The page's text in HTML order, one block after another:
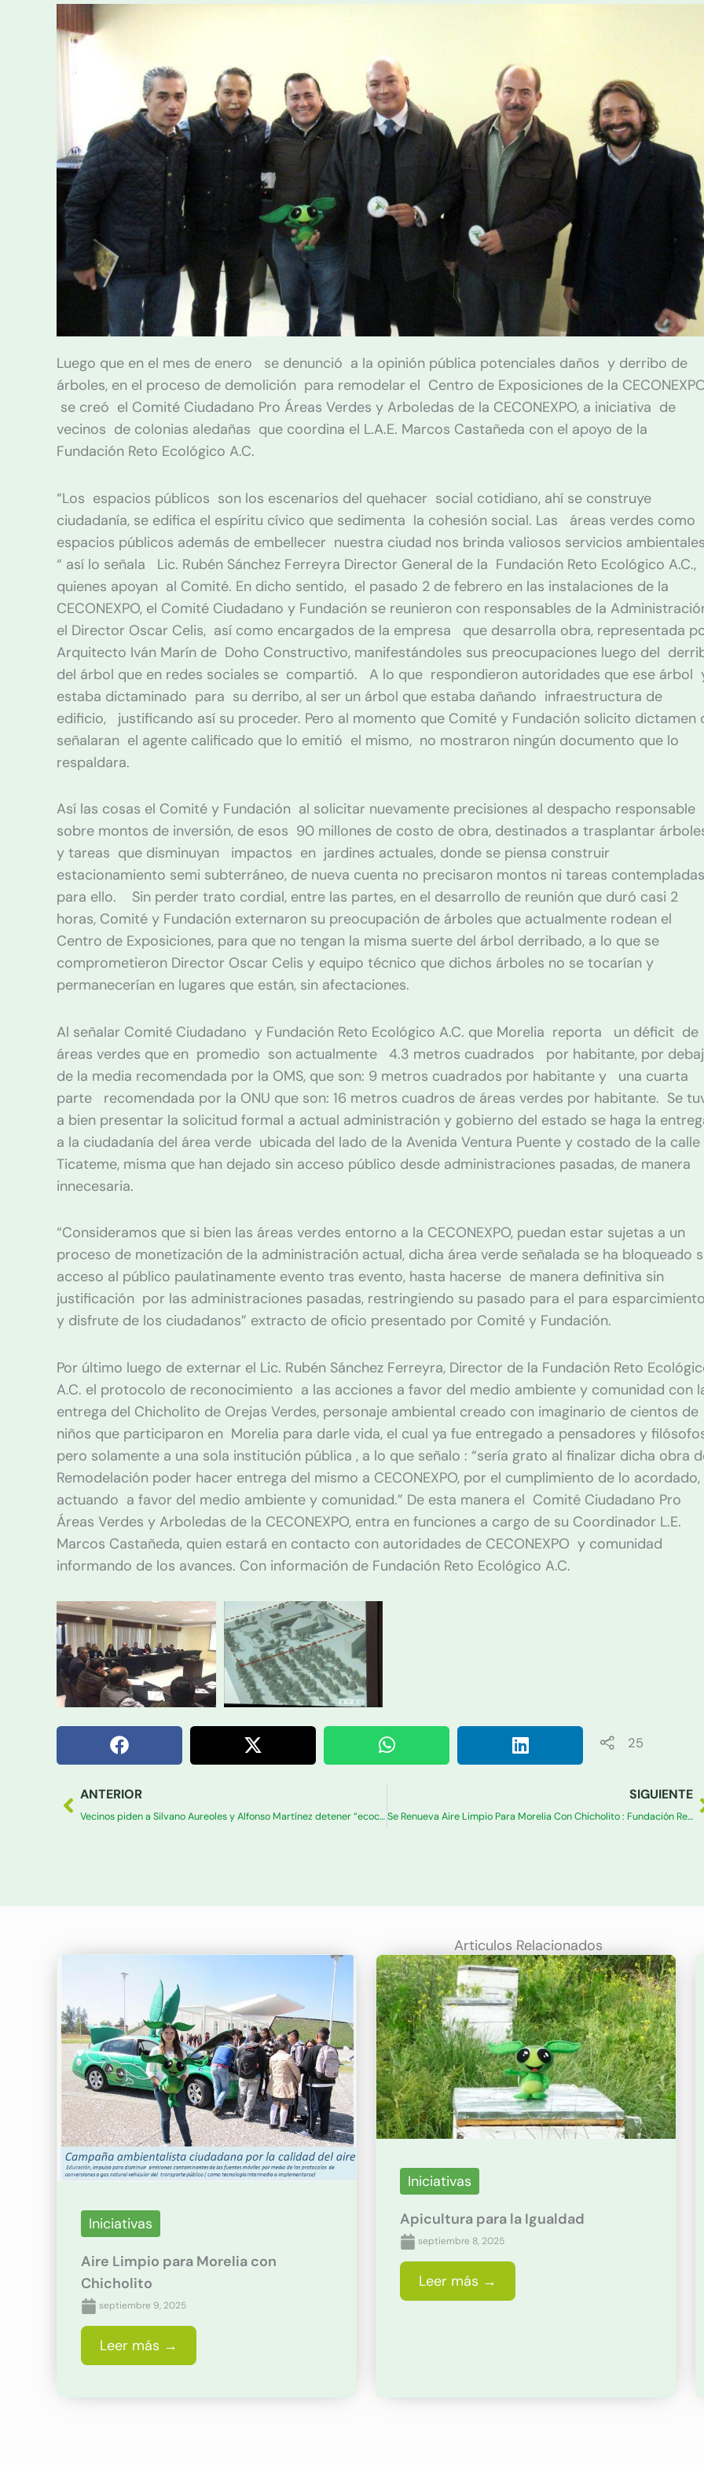
Luego que en el mes de enero se denunció a la opinión pública potenciales daños y derribo de
árboles, en el proceso de demolición para remodelar el Centro de Exposiciones de la
se creó el Comité Ciudadano Pro Áreas Verdes y Arboledas de la CECONEXPO, a iniciativa de
vecinos de colonias aledañas que coordina el L.A.E. Marcos Castañeda con el apoyo de la
Fundación Reto Ecológico A.C.
“Los espacios públicos son los escenarios del quehacer social cotidiano, ahí se construye
ciudadanía, se edifica el espíritu cívico que sedimenta la cohesión social. Las áreas verdes como
espacios públicos además de embellecer nuestra ciudad nos brinda valiosos servicios
“ así lo señala Lic. Rubén Sánchez Ferreyra Director General de la Fundación Reto Ecológico A.C.,
quienes apoyan al Comité. En dicho sentido, el pasado 2 de febrero en las instalaciones de la
CECONEXPO, el Comité Ciudadano y Fundación se reunieron con responsables de la
el Director Oscar Celis, así como encargados de la empresa que desarrolla obra, representada
Arquitecto Iván Marín de Doho Constructivo, manifestándoles sus preocupaciones luego del
del árbol que en redes sociales se compartió. A lo que respondieron autoridades que ese árbol
estaba dictaminado para su derribo, al ser un árbol que estaba dañando infraestructura de
edificio, justificando así su proceder. Pero al momento que Comité y Fundación solicito dictamen
señalaran el agente calificado que lo emitió el mismo, no mostraron ningún documento que lo
respaldara.
Así las cosas el Comité y Fundación al solicitar nuevamente precisiones al despacho responsable
sobre montos de inversión, de esos 90 millones de costo de obra, destinados a trasplantar
y tareas que disminuyan impactos en jardines actuales, donde se piensa construir
estacionamiento semi subterráneo, de nueva cuenta no precisaron montos ni tareas contempladas
para ello. Sin perder trato cordial, entre las partes, en el desarrollo de reunión que duró casi 2
horas, Comité y Fundación externaron su preocupación de árboles que actualmente rodean el
Centro de Exposiciones, para que no tengan la misma suerte del árbol derribado, a lo que se
comprometieron Director Oscar Celis y equipo técnico que dichos árboles no se tocarían y
permanecerían en lugares que están, sin afectaciones.
Al señalar Comité Ciudadano y Fundación Reto Ecológico A.C. que Morelia reporta un déficit de
áreas verdes que en promedio son actualmente 4.3 metros cuadrados por habitante, por
de la media recomendada por la OMS, que son: 9 metros cuadrados por habitante y una cuarta
parte recomendada por la ONU que son: 16 metros cuadros de áreas verdes por habitante. Se
a bien presentar la solicitud formal a actual administración y gobierno del estado se haga la
a la ciudadanía del área verde ubicada del lado de la Avenida Ventura Puente y costado de la calle
Ticateme, misma que han dejado sin acceso público desde administraciones pasadas, de manera
innecesaria.
“Consideramos que si bien las áreas verdes entorno a la CECONEXPO, puedan estar sujetas a un
proceso de monetización de la administración actual, dicha área verde señalada se ha bloqueado
acceso al público paulatinamente evento tras evento, hasta hacerse de manera definitiva sin
justificación por las administraciones pasadas, restringiendo su pasado para el para
y disfrute de los ciudadanos” extracto de oficio presentado por Comité y Fundación.
Por último luego de externar el Lic. Rubén Sánchez Ferreyra, Director de la Fundación Reto
A.C. el protocolo de reconocimiento a las acciones a favor del medio ambiente y comunidad con
entrega del Chicholito de Orejas Verdes, personaje ambiental creado con imaginario de cientos de
niños que participaron en Morelia para darle vida, el cual ya fue entregado a pensadores y
pero solamente a una sola institución pública , a lo que señalo : “sería grato al finalizar dicha obra
Remodelación poder hacer entrega del mismo a CECONEXPO, por el cumplimiento de lo acordado,
actuando a favor del medio ambiente y comunidad.” De esta manera el Comité Ciudadano Pro
Áreas Verdes y Arboledas de la CECONEXPO, entra en funciones a cargo de su Coordinador L.E.
Marcos Castañeda, quien estará en contacto con autoridades de CECONEXPO y comunidad
informando de los avances. Con información de Fundación Reto Ecológico A.C.
25
AntANTERIOR
Vecinos piden a Silvano Aureoles y Alfonso Martínez detener “ecocidio” en CECONEXPO
SIGUIENTE
Se Renueva Aire Limpio Para Morelia Con Chicholito : Fundación Reto Ecológico A.C
Articulos Relacionados
Iniciativas
Aire Limpio para Morelia con
Chicholito
septiembre 9, 2025
Leer más →
Iniciativas
Apicultura para la Igualdad
septiembre 8, 2025
Leer más →